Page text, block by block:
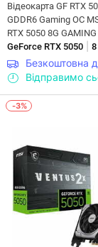
Відеокарта GF RTX
GDDR6 Gaming OC
RTX 5050 8G GAMING
GeForce RTX 5050
Безкоштовна
Відправимо
-3%